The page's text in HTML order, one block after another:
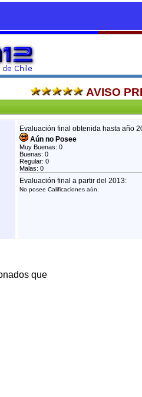
AVISO
Evaluación final obtenida hasta año
Aún no Posee
Muy Buenas: 0
Buenas: 0
Regular: 0
Malas: 0
Evaluación final a partir del 2013:
No posee Calificaciones aún.
que